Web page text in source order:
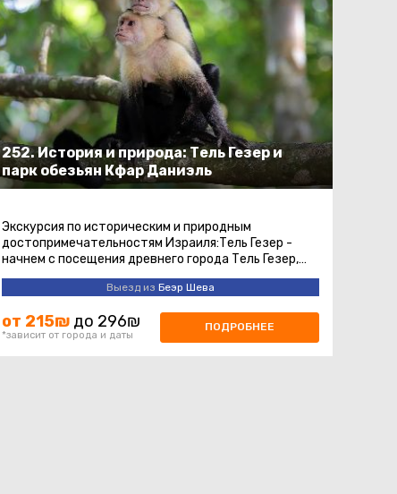
252. История и природа: Тель Гезер и
парк обезьян Кфар Даниэль
Экскурсия по историческим и природным
достопримечательностям Израиля:Тель Гезер -
начнем с посещения древнего города Тель Гезер,
одного из важнейших археологических ...
Выезд из Беэр Шева
от 215₪ до 296₪
*зависит от города и даты
ПОДРОБНЕЕ